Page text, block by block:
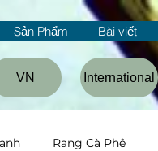
Sản Phẩm Bài viết
VN International
Rang Cà Phê